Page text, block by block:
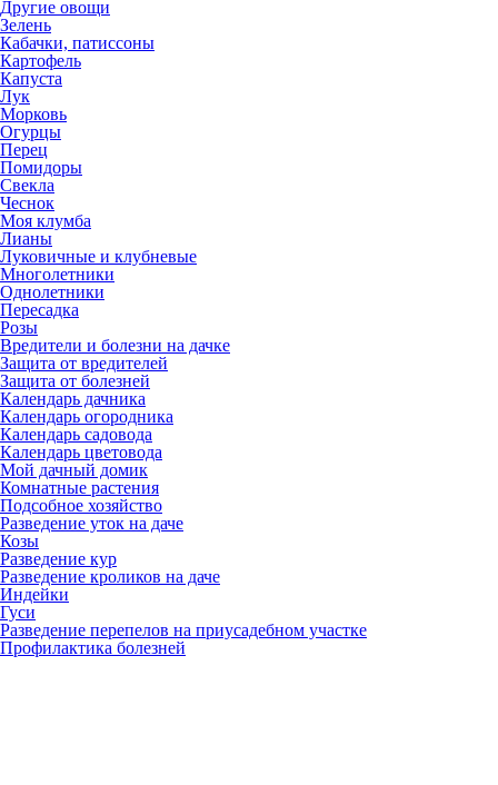
Другие овощи
Зелень
Кабачки, патиссоны
Картофель
Капуста
Лук
Морковь
Огурцы
Перец
Помидоры
Свекла
Чеснок
Моя клумба
Лианы
Луковичные и клубневые
Многолетники
Однолетники
Пересадка
Розы
Вредители и болезни на дачке
Защита от вредителей
Защита от болезней
Календарь дачника
Календарь огородника
Календарь садовода
Календарь цветовода
Мой дачный домик
Комнатные растения
Подсобное хозяйство
Разведение уток на даче
Козы
Разведение кур
Разведение кроликов на даче
Индейки
Гуси
Разведение перепелов на приусадебном участке
Профилактика болезней